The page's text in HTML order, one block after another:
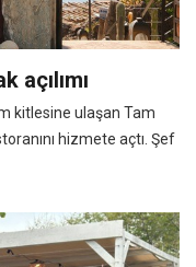
açılımı
kitlesine ulaşan Tam
hizmete açtı. Şef